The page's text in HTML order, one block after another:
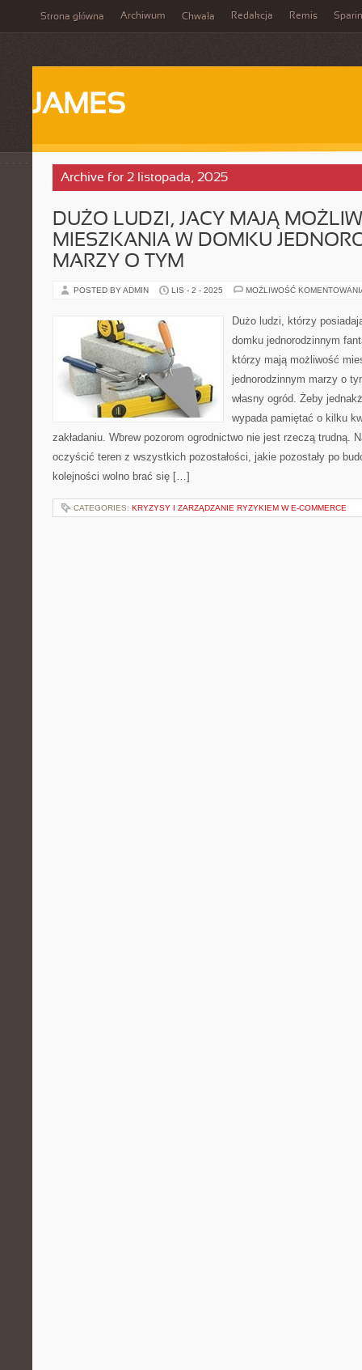
Strona główna Archiwum Chwała Redakcja Remis
JAMES
Archive for 2 listopada, 2025
DUŻO LUDZI, JACY MAJĄ
MIESZKANIA W DOMKU
MARZY O TYM
POSTED BY ADMIN LIS - 2 - 2025 MOŻLIWOŚĆ
Dużo ludzi, którzy
domku jednorodzinnym
którzy mają możliwość
jednorodzinnym marzy o
własny ogród. Żeby
wypada pamiętać o kilku
zakładaniu. Wbrew pozorom ogrodnictwo nie jest rzeczą trudną.
oczyścić teren z wszystkich pozostałości, jakie pozostały po
kolejności wolno brać się […]
CATEGORIES: KRYZYSY I ZARZĄDZANIE RYZYKIEM W E-COMMERCE